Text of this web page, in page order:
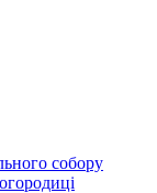
собору